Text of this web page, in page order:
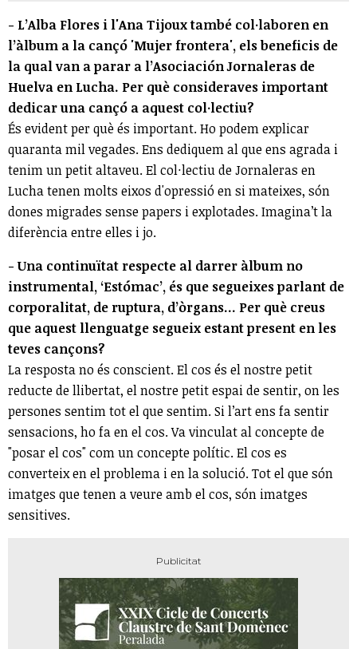
- L’Alba Flores i l'Ana Tijoux també col·laboren en
l’àlbum a la cançó 'Mujer frontera', els beneficis de
la qual van a parar a l’Asociación Jornaleras de
Huelva en Lucha. Per què consideraves important
dedicar una cançó a aquest col·lectiu?
És evident per què és important. Ho podem explicar
quaranta mil vegades. Ens dediquem al que ens agrada i
tenim un petit altaveu. El col·lectiu de Jornaleras en
Lucha tenen molts eixos d'opressió en si mateixes, són
dones migrades sense papers i explotades. Imagina’t la
diferència entre elles i jo.
- Una continuïtat respecte al darrer àlbum no
instrumental, ‘Estómac’, és que segueixes parlant de
corporalitat, de ruptura, d’òrgans… Per què creus
que aquest llenguatge segueix estant present en les
teves cançons?
La resposta no és conscient. El cos és el nostre petit
reducte de llibertat, el nostre petit espai de sentir, on les
persones sentim tot el que sentim. Si l’art ens fa sentir
sensacions, ho fa en el cos. Va vinculat al concepte de
"posar el cos" com un concepte polític. El cos es
converteix en el problema i en la solució. Tot el que són
imatges que tenen a veure amb el cos, són imatges
sensitives.